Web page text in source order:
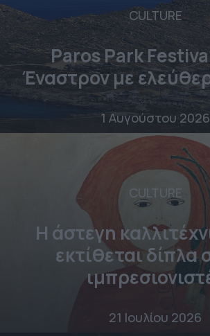
CULTURE
Paros Park
Έναστρον με
1 Αυγούστου 2026
CULTURE
Η άστεγη
εκτίθεται δίπλα
21 Ιουλίου 2026